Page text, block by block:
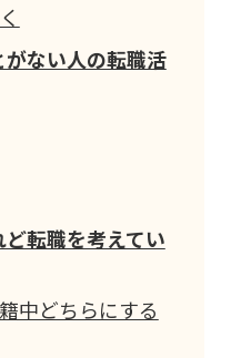
がない人の転職活
転職を考えてい
中どちらにする